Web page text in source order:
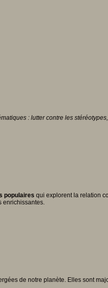
: lutter contre les
populaires qui explorent la relation
enrichissantes.
de notre planète. Elles sont